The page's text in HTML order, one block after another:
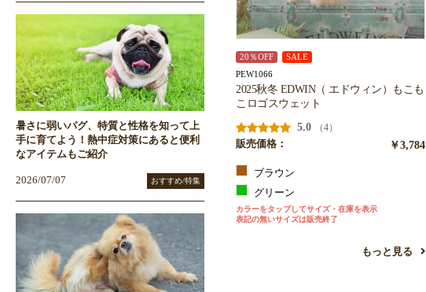
20％OFF SALE
PEW1066
2025秋冬 EDWIN（ エドウィン）もこも
こロゴスウェット
5.0
（4）
販売価格：
￥3,784
ブラウン
グリーン
カラーをタップしてサイズ・在庫を表示
表記の無いサイズは販売終了
もっと見る
暑さに弱いパグ、特質と性格を知って上
手に育てよう！熱中症対策にあると便利
なアイテムもご紹介
2026/07/07 おすすめ/特集